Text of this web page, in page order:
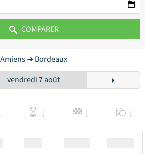
COMPARER
Amiens ➜ Bordeaux
vendredi 7 août